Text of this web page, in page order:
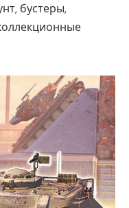
бустеры,